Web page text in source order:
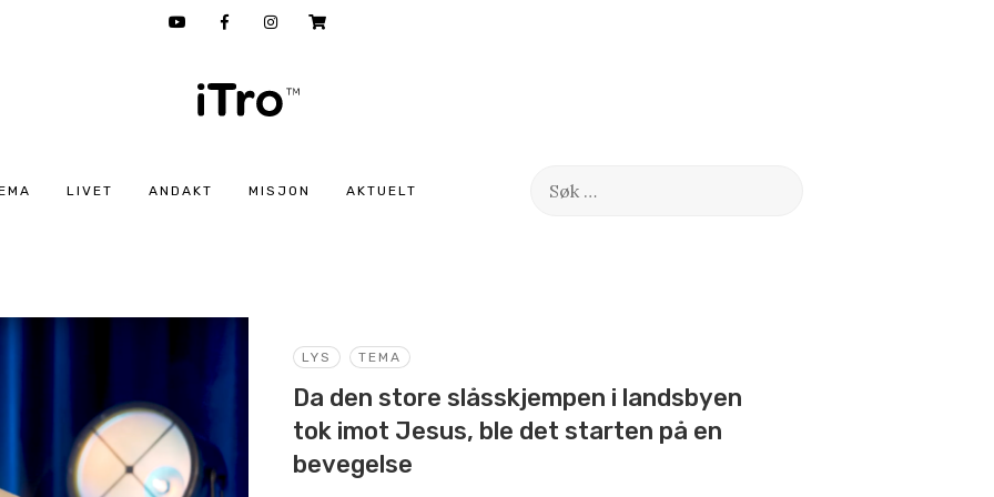
LIVET ANDAKT MISJON AKTUELT
Søk
LYS TEMA
Da den store slåsskjempen i landsbyen
tok imot Jesus, ble det starten på en
bevegelse